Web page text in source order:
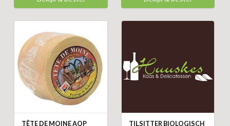
TÊTE DE MOINE AOP TILSITTER BIOLOGISCH